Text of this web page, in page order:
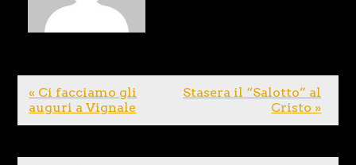
« Ci facciamo gli
auguri a Vignale
Stasera il “Salotto” al
Cristo »